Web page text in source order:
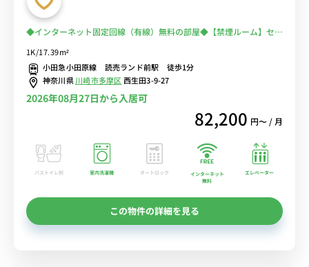
◆インターネット固定回線（有線）無料の部屋◆【禁煙ルーム】セキ
パーも近く便利♪小田急小田原線 読売ランド前駅からすぐの駅近物
件
1K/17.39m²
小田急小田原線 読売ランド前駅 徒歩1分
神奈川県川崎市多摩区西生田3-9-27
2026年08月27日から入居可
82,200 円〜 / 月
バストイレ別 室内洗濯機 オートロック
インターネット
無料
エレベーター
この物件の詳細を見る